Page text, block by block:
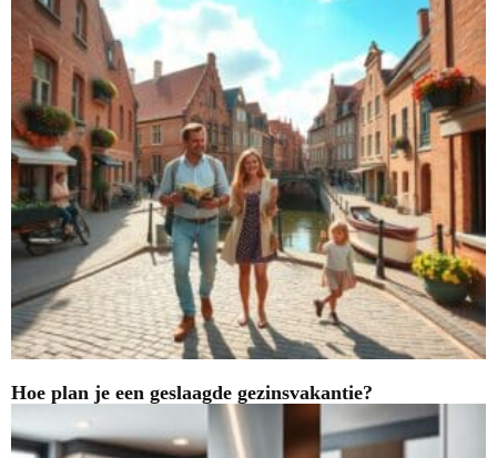
Hoe plan je een geslaagde gezinsvakantie?